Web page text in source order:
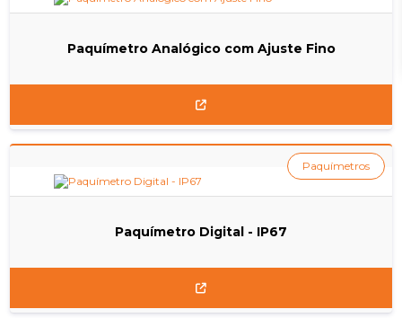
Paquímetro Analógico com Ajuste Fino
Paquímetro Digital - IP67
Paquímetros